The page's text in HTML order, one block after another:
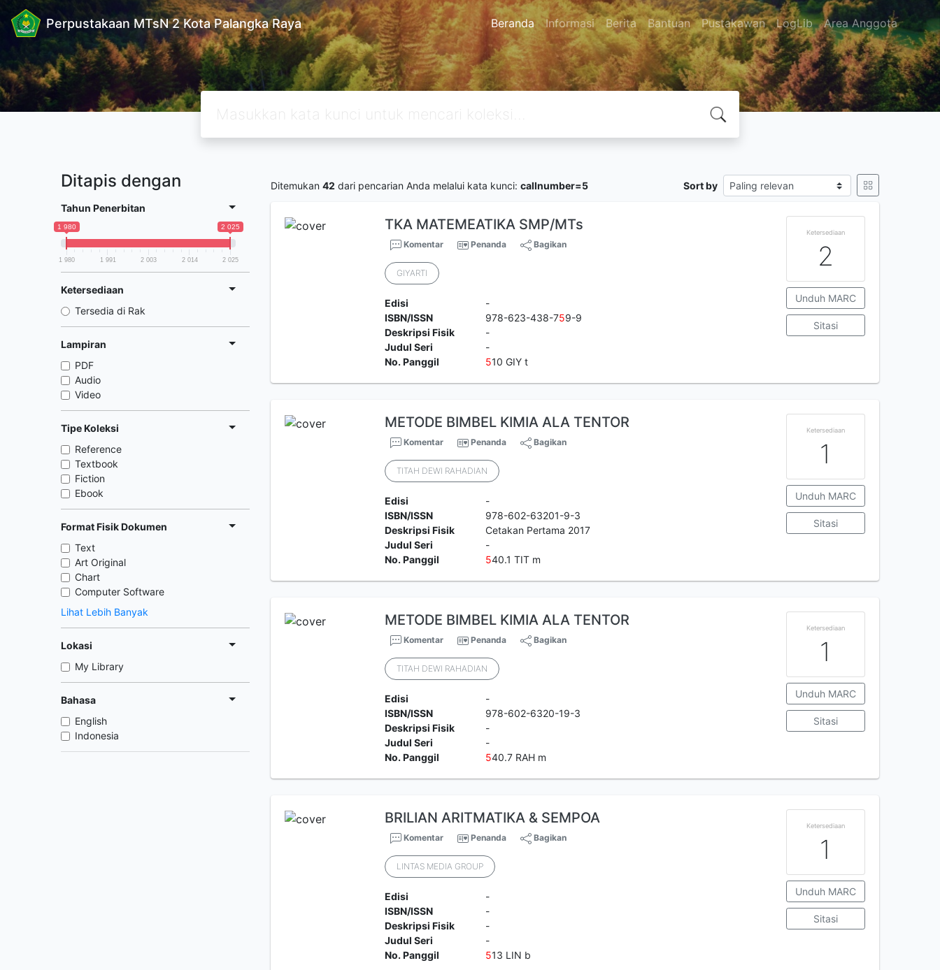
Perpustakaan MTsN 2 Kota Palangka Raya Beranda Informasi Berita Bantuan Pustakawan LogLib Area Anggota
Ditapis dengan
Tahun Penerbitan
1 980 2 025
1 980 1 991 2 003 2 014 2 025
Ketersediaan
Tersedia di Rak
Lampiran
PDF
Audio
Video
Tipe Koleksi
Reference
Textbook
Fiction
Ebook
Format Fisik Dokumen
Text
Art Original
Chart
Computer Software
Lihat Lebih Banyak
Lokasi
My Library
Bahasa
English
Indonesia
Ditemukan 42 dari pencarian Anda melalui kata kunci: callnumber=5 Sort by
TKA MATEMEATIKA SMP/MTs
Komentar Penanda Bagikan
GIYARTI
Edisi
-
ISBN/ISSN
978-623-438-759-9
Deskripsi Fisik
-
Judul Seri
-
No. Panggil
510 GIY t
Ketersediaan
2
Unduh MARC
Sitasi
METODE BIMBEL KIMIA ALA TENTOR
Komentar Penanda Bagikan
TITAH DEWI RAHADIAN
Edisi
-
ISBN/ISSN
978-602-63201-9-3
Deskripsi Fisik
Cetakan Pertama 2017
Judul Seri
-
No. Panggil
540.1 TIT m
Ketersediaan
1
Unduh MARC
Sitasi
METODE BIMBEL KIMIA ALA TENTOR
Komentar Penanda Bagikan
TITAH DEWI RAHADIAN
Edisi
-
ISBN/ISSN
978-602-6320-19-3
Deskripsi Fisik
-
Judul Seri
-
No. Panggil
540.7 RAH m
Ketersediaan
1
Unduh MARC
Sitasi
BRILIAN ARITMATIKA & SEMPOA
Komentar Penanda Bagikan
LINTAS MEDIA GROUP
Edisi
-
ISBN/ISSN
-
Deskripsi Fisik
-
Judul Seri
-
No. Panggil
513 LIN b
Ketersediaan
1
Unduh MARC
Sitasi